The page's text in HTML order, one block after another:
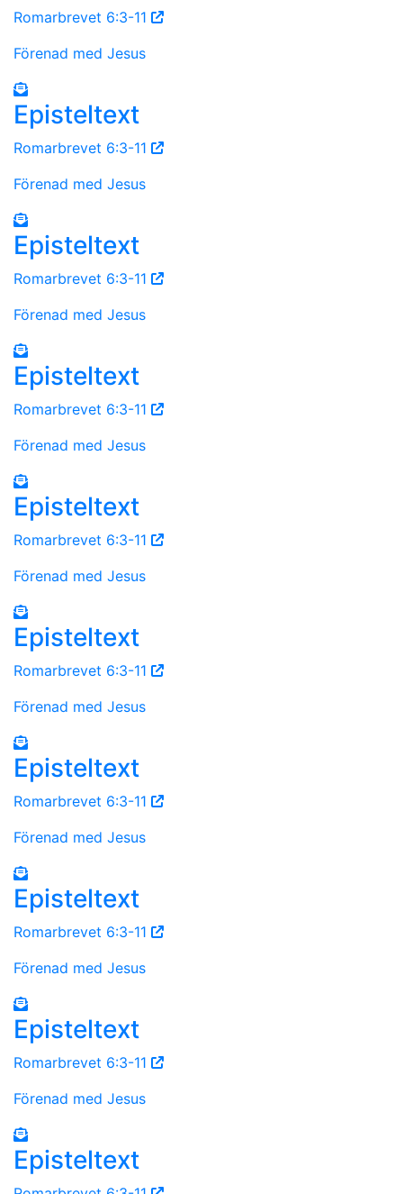
Romarbrevet 6:3-11
Förenad med Jesus
Episteltext
Romarbrevet 6:3-11
Förenad med Jesus
Episteltext
Romarbrevet 6:3-11
Förenad med Jesus
Episteltext
Romarbrevet 6:3-11
Förenad med Jesus
Episteltext
Romarbrevet 6:3-11
Förenad med Jesus
Episteltext
Romarbrevet 6:3-11
Förenad med Jesus
Episteltext
Romarbrevet 6:3-11
Förenad med Jesus
Episteltext
Romarbrevet 6:3-11
Förenad med Jesus
Episteltext
Romarbrevet 6:3-11
Förenad med Jesus
Episteltext